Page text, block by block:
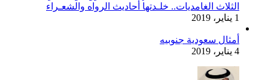
الثلاث الغامديات.. خلـدتها أحاديث الرواه والشعـراء
1 يناير، 2019
أمثال سعودية جنوبيه
4 يناير، 2019